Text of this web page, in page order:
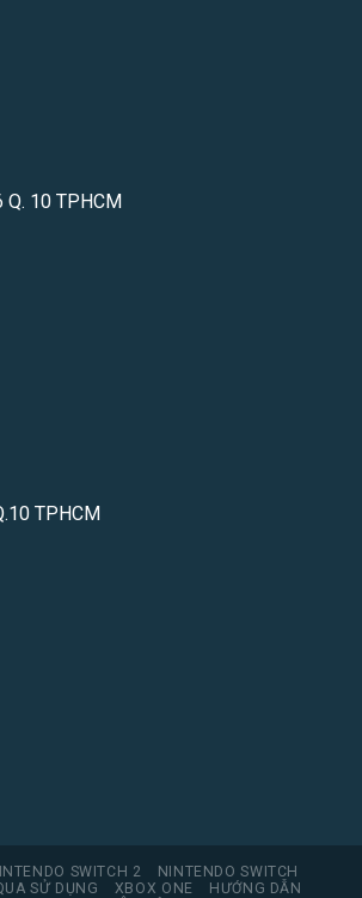
Q. 10 TPHCM
TPHCM
SWITCH 2
NINTENDO SWITCH
SỬ DỤNG
XBOX ONE
HƯỚNG DẪN